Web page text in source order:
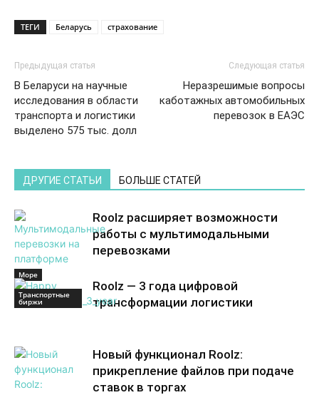
ТЕГИ Беларусь страхование
Предыдущая статья
В Беларуси на научные
исследования в области
транспорта и логистики
выделено 575 тыс. долл
Следующая статья
Неразрешимые вопросы
каботажных автомобильных
перевозок в ЕАЭС
ДРУГИЕ СТАТЬИ БОЛЬШЕ СТАТЕЙ
Море
Roolz расширяет возможности
работы с мультимодальными
перевозками
Транспортные
биржи
Roolz — 3 года цифровой
трансформации логистики
Новый функционал Roolz:
прикрепление файлов при подаче
ставок в торгах